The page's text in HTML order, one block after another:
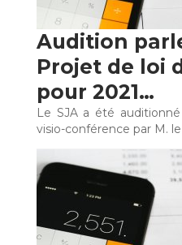
Audition
Projet de loi
pour 2021…
Le SJA a été
visio-conférence par M.